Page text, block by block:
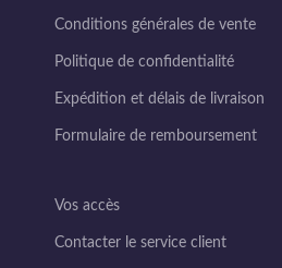
Conditions générales de vente
Politique de confidentialité
Expédition et délais de livraison
Formulaire de remboursement
Vos accès
Contacter le service client